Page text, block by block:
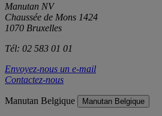
Manutan NV
Chaussée de Mons 1424
1070 Bruxelles
Tél: 02 583 01 01
Envoyez-nous un e-mail
Contactez-nous
Manutan Belgique Manutan Belgique